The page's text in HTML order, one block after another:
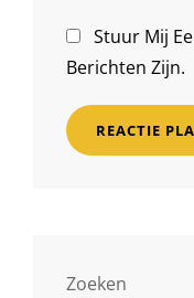
Stuur Mij
Berichten Zijn.
Zoeken